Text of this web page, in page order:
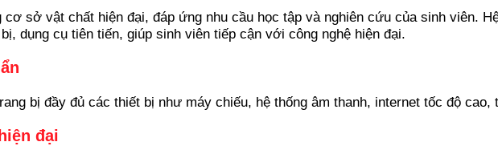
sở vật chất hiện đại, đáp ứng nhu cầu học tập và nghiên cứu của sinh viên.
dụng cụ tiên tiến, giúp sinh viên tiếp cận với công nghệ hiện đại.
bị đầy đủ các thiết bị như máy chiếu, hệ thống âm thanh, internet tốc độ
đại